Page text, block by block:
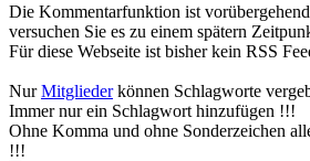
Die Kommentarfunktion ist vorübergehend
versuchen Sie es zu einem spätern
Für diese Webseite ist bisher kein RSS
NurMitgliederkönnen Schlagworte
Immer nur ein Schlagwort hinzufügen !!!
Ohne Komma und ohne Sonderzeichen
!!!